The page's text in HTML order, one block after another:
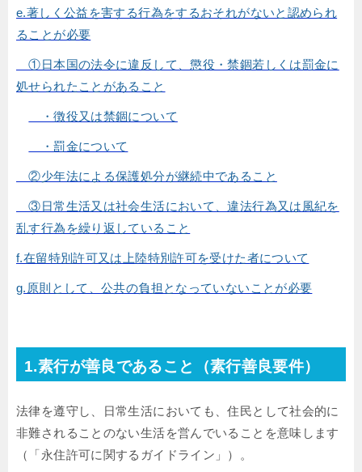
e.著しく公益を害する行為をするおそれがないと認められ
ることが必要
①日本国の法令に違反して、懲役・禁錮若しくは罰金に
処せられたことがあること
・徴役又は禁錮について
・罰金について
②少年法による保護処分が継続中であること
③日常生活又は社会生活において、違法行為又は風紀を
乱す行為を繰り返していること
f.在留特別許可又は上陸特別許可を受けた者について
g.原則として、公共の負担となっていないことが必要
1.素行が善良であること（素行善良要件）
法律を遵守し、日常生活においても、住民として社会的に
非難されることのない生活を営んでいることを意味します
（「永住許可に関するガイドライン」）。